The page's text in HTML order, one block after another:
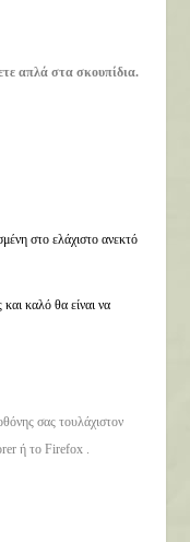
απλά στα σκουπίδια.
στο ελάχιστο ανεκτό
καλό θα είναι να
σας τουλάχιστον
ή το Firefox .